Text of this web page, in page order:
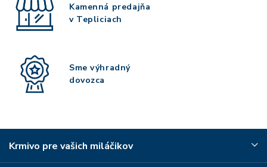
Kamenná predajňa
v Tepliciach
Sme výhradný
dovozca
Krmivo pre vašich miláčikov